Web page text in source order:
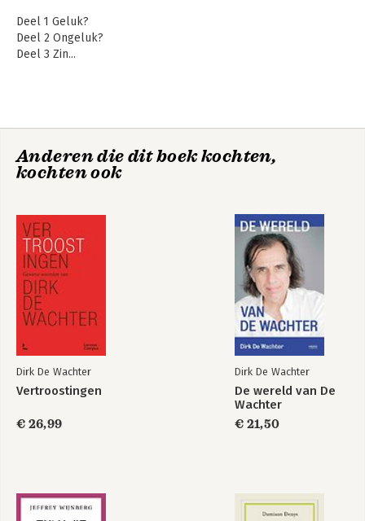
Bekijk alle boeken
Deel 1 Geluk?
Deel 2 Ongeluk?
Deel 3 Zin...
Anderen die dit boek kochten,
kochten ook
Dirk De Wachter
Vertroostingen
€ 26,99
Dirk De Wachter
De wereld van De
Wachter
€ 21,50